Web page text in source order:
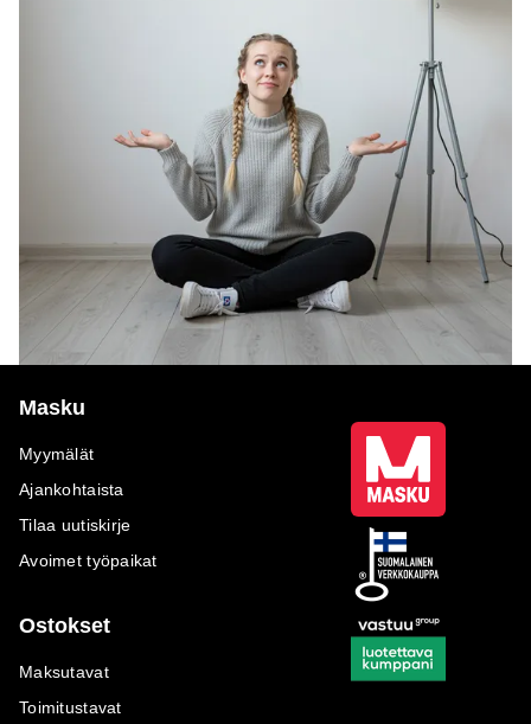
Masku
Myymälät
Ajankohtaista
Tilaa uutiskirje
Avoimet työpaikat
Ostokset
Maksutavat
Toimitustavat